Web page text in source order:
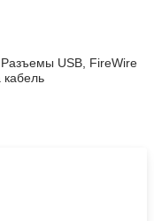
USB, FireWire
кабель